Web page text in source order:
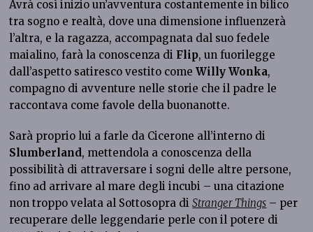
Avrà così inizio un’avventura costantemente in bilico
tra sogno e realtà, dove una dimensione influenzerà
l’altra, e la ragazza, accompagnata dal suo fedele
maialino, farà la conoscenza di Flip, un fuorilegge
dall’aspetto satiresco vestito comeWilly Wonka,
compagno di avventure nelle storie che il padre le
raccontava come favole della buonanotte.
Sarà proprio lui a farle da Cicerone all’interno di
Slumberland, mettendola a conoscenza della
possibilità di attraversare i sogni delle altre persone,
fino ad arrivare al mare degli incubi – una citazione
non troppo velata al Sottosopra diStranger Things – per
recuperare delle leggendarie perle con il potere di